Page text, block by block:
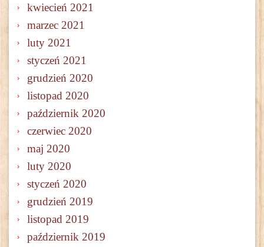
kwiecień 2021
marzec 2021
luty 2021
styczeń 2021
grudzień 2020
listopad 2020
październik 2020
czerwiec 2020
maj 2020
luty 2020
styczeń 2020
grudzień 2019
listopad 2019
październik 2019